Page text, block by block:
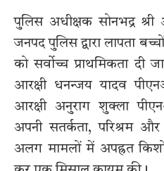
पुलिस अधीक्षक सोनभद्र
जनपद पुलिस द्वारा लापता
को सर्वोच्च प्राथमिकता दी
आरक्षी धनन्जय यादव
आरक्षी अनुराग शुक्ला
अपनी सतर्कता, परिश्रम
अलग मामलों में अपह्रत